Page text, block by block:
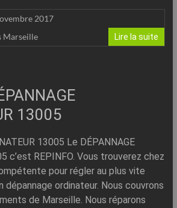
2017
Marseille
Lire la suite
13005
13005 Le DÉPANNAGE
c’est REPINFO. Vous trouverez chez
pour régler au plus vite
dépannage ordinateur. Nous couvrons
de Marseille. Nous réparons